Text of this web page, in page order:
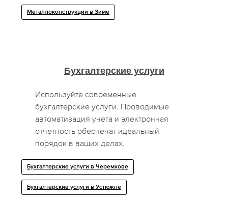
Металлоконструкции в Зиме
Бухгалтерские услуги
Используйте современные
бухгалтерские услуги. Проводимые
автоматизация учета и электронная
отчетность обеспечат идеальный
порядок в ваших делах.
Бухгалтерские услуги в Черемхове
Бухгалтерские услуги в Устюжне